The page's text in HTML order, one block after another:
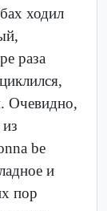
ходил
раза
Очевидно,
be
и
пор